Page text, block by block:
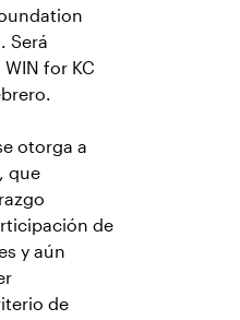
Será
for KC
otorga a
que
de
y aún
de